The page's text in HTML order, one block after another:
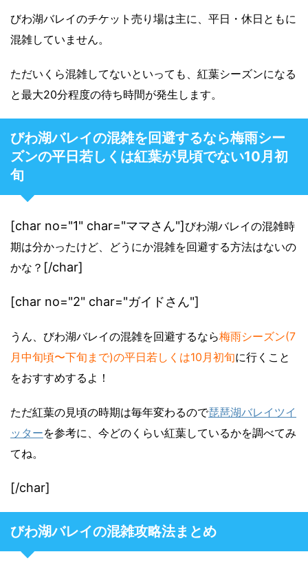
びわ湖バレイのチケット売り場は主に、平日・休日ともに
混雑していません。
ただいくら混雑してないといっても、紅葉シーズンになる
と最大20分程度の待ち時間が発生します。
びわ湖バレイの混雑を回避するなら梅雨シー
ズンの平日若しくは紅葉が見頃でない10月初
旬
[char no="1" char="ママさん"]びわ湖バレイの混雑時
期は分かったけど、どうにか混雑を回避する方法はないの
かな？ [/char]
[char no="2" char="ガイドさん"]
うん、びわ湖バレイの混雑を回避するなら梅雨シーズン(7
月中旬頃〜下旬まで)の平日若しくは10月初旬に行くこと
をおすすめするよ！
ただ紅葉の見頃の時期は毎年変わるので琵琶湖バレイツイ
ッターを参考に、今どのくらい紅葉しているかを調べてみ
てね。
[/char]
びわ湖バレイの混雑攻略法まとめ